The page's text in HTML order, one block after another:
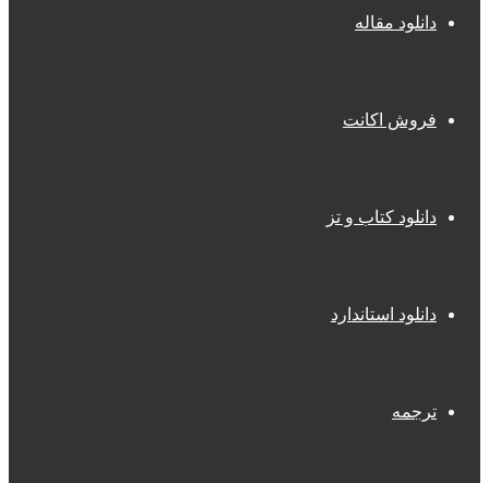
دانلود مقاله
فروش اکانت
دانلود کتاب و تز
دانلود استاندارد
ترجمه